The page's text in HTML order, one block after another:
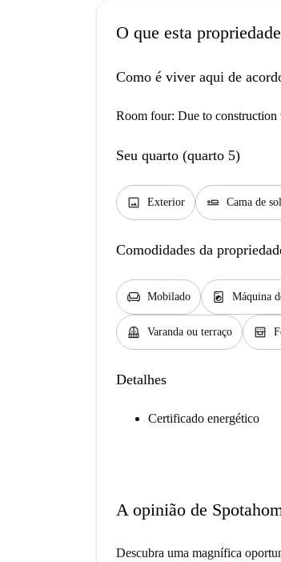
O que esta
Como é viver aqui de
Room four: Due to construction
Seu quarto (quarto 5)
image Exterior airline_seat_flat Cama de
Comodidades da
chair Mobilado local_laundry_service Máquina
balcony Varanda ou terraço oven_gen
Detalhes
Certificado energético
A opinião de
Descubra uma magnífica